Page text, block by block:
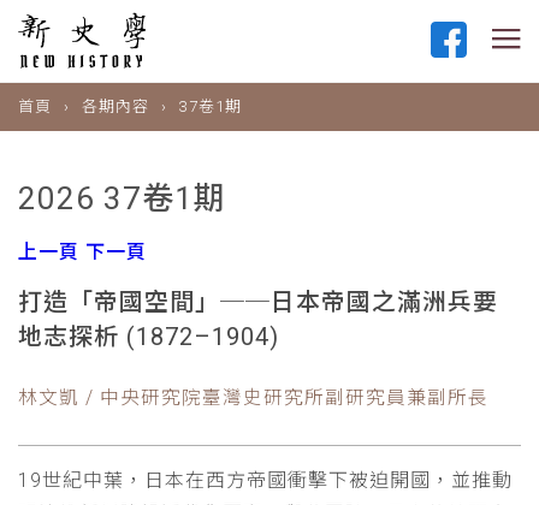
首頁 各期內容 37卷1期
2026 37卷1期
上一頁 下一頁
打造「帝國空間」──日本帝國之滿洲兵要
地志探析 (1872–1904)
林文凱 / 中央研究院臺灣史研究所副研究員兼副所長
19世紀中葉，日本在西方帝國衝擊下被迫開國，並推動